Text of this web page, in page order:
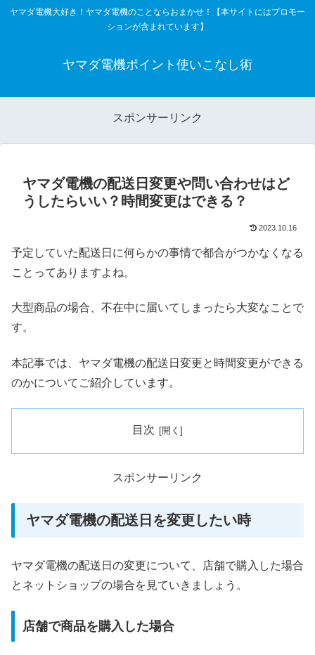
ヤマダ電機大好き！ヤマダ電機のことならおまかせ！【本サイトにはプロモー
ションが含まれています】
ヤマダ電機ポイント使いこなし術
スポンサーリンク
ヤマダ電機の配送日変更や問い合わせはど
うしたらいい？時間変更はできる？
2023.10.16
予定していた配送日に何らかの事情で都合がつかなくなる
ことってありますよね。
大型商品の場合、不在中に届いてしまったら大変なことで
す。
本記事では、ヤマダ電機の配送日変更と時間変更ができる
のかについてご紹介しています。
目次
スポンサーリンク
ヤマダ電機の配送日を変更したい時
ヤマダ電機の配送日の変更について、店舗で購入した場合
とネットショップの場合を見ていきましょう。
店舗で商品を購入した場合